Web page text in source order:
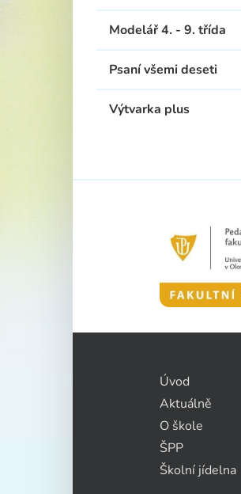
Modelář 4. - 9. třída
Psaní všemi deseti
Výtvarka plus
Úvod
Aktuálně
O škole
ŠPP
Školní jídelna